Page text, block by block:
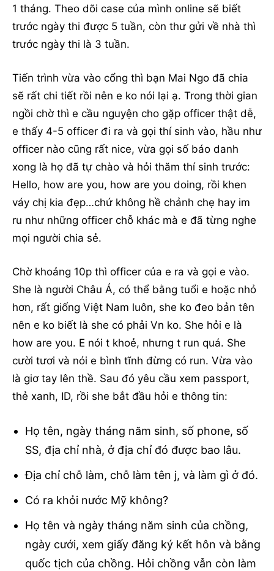
1 tháng. Theo dõi case của mình online sẽ biết
trước ngày thi được 5 tuần, còn thư gửi về nhà thì
trước ngày thi là 3 tuần.
Tiến trình vừa vào cổng thì bạn Mai Ngo đã chia
sẽ rất chi tiết rồi nên e ko nói lại ạ. Trong thời gian
ngồi chờ thì e cầu nguyện cho gặp officer thật dễ,
e thấy 4-5 officer đi ra và gọi thí sinh vào, hầu như
officer nào cũng rất nice, vừa gọi số báo danh
xong là họ đã tự chào và hỏi thăm thí sinh trước:
Hello, how are you, how are you doing, rồi khen
váy chị kia đẹp…chứ không hề chảnh chẹ hay im
ru như những officer chỗ khác mà e đã từng nghe
mọi người chia sẻ.
Chờ khoảng 10p thì officer của e ra và gọi e vào.
She là người Châu Á, có thể bằng tuổi e hoặc nhỏ
hơn, rất giống Việt Nam luôn, she ko đeo bản tên
nên e ko biết là she có phải Vn ko. She hỏi e là
how are you. E nói t khoẻ, nhưng t run quá. She
cười tươi và nói e bình tĩnh đừng có run. Vừa vào
là giơ tay lên thề. Sau đó yêu cầu xem passport,
thẻ xanh, ID, rồi she bắt đầu hỏi e thông tin:
Họ tên, ngày tháng năm sinh, số phone, số
SS, địa chỉ nhà, ở địa chỉ đó được bao lâu.
Địa chỉ chỗ làm, chỗ làm tên j, và làm gì ở đó.
Có ra khỏi nước Mỹ không?
Họ tên và ngày tháng năm sinh của chồng,
ngày cưới, xem giấy đăng ký kết hôn và bằng
quốc tịch của chồng. Hỏi chồng vẫn còn làm